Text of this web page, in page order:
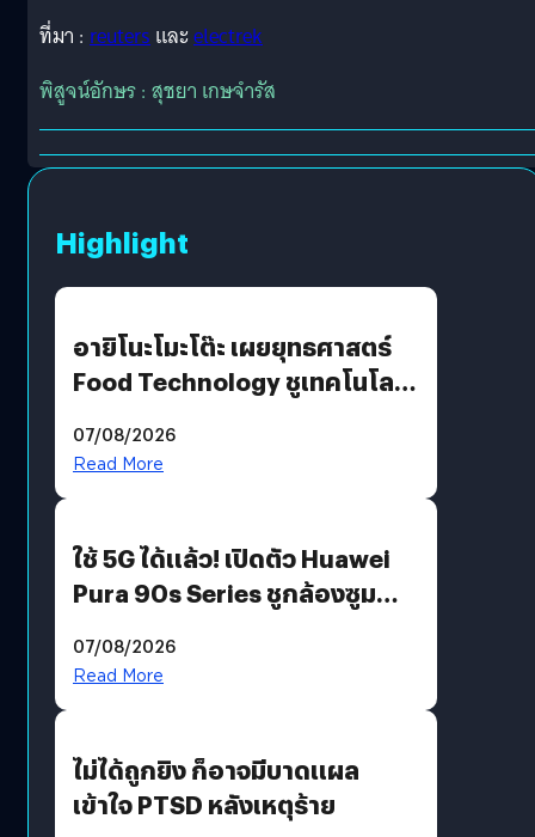
ที่มา : reutersและelectrek
พิสูจน์อักษร : สุชยา เกษจำรัส
Highlight
อายิโนะโมะโต๊ะ เผยยุทธศาสตร์
Food Technology ชูเทคโนโลยี
บริโภคและ B2B
07/08/2026
Read More
ใช้ 5G ได้แล้ว! เปิดตัว Huawei
Pura 90s Series ชูกล้องซูม
07/08/2026
Read More
ไม่ได้ถูกยิง ก็อาจมีบาดแผล
เข้าใจ PTSD หลังเหตุร้าย